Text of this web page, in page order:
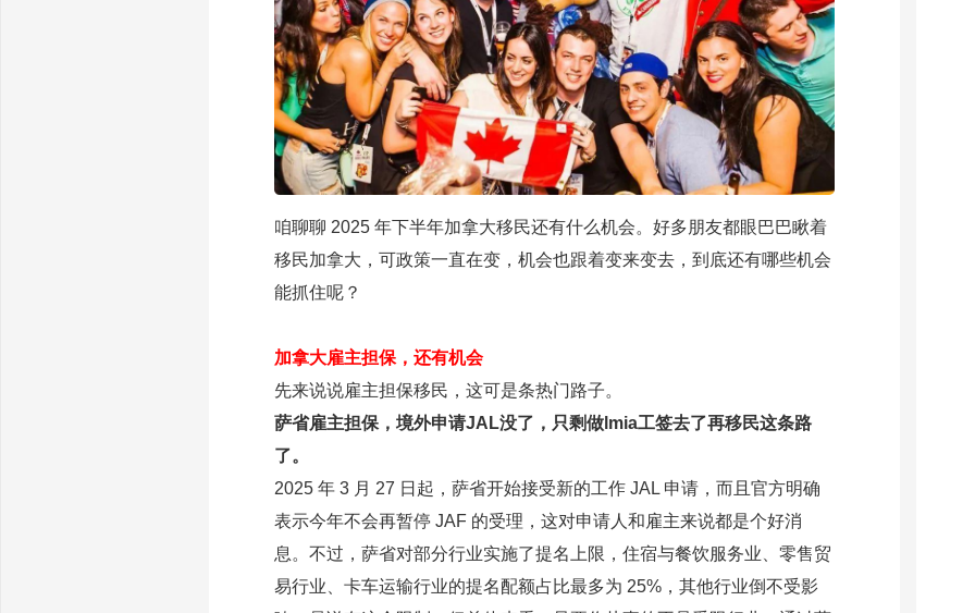
咱聊聊 2025 年下半年加拿大移民还有什么机会。好多朋友都眼巴巴瞅着
移民加拿大，可政策一直在变，机会也跟着变来变去，到底还有哪些机会
能抓住呢？
加拿大雇主担保，还有机会
先来说说雇主担保移民，这可是条热门路子。
萨省雇主担保，境外申请JAL没了，只剩做lmia工签去了再移民这条路
了。
2025 年 3 月 27 日起，萨省开始接受新的工作 JAL 申请，而且官方明确
表示今年不会再暂停 JAF 的受理，这对申请人和雇主来说都是个好消
息。不过，萨省对部分行业实施了提名上限，住宿与餐饮服务业、零售贸
易行业、卡车运输行业的提名配额占比最多为 25%，其他行业倒不受影